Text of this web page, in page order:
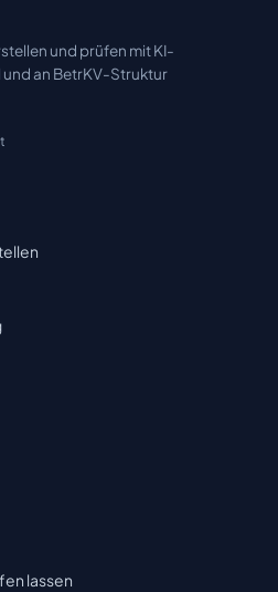
und prüfen mit KI-
an BetrKV-Struktur
lassen